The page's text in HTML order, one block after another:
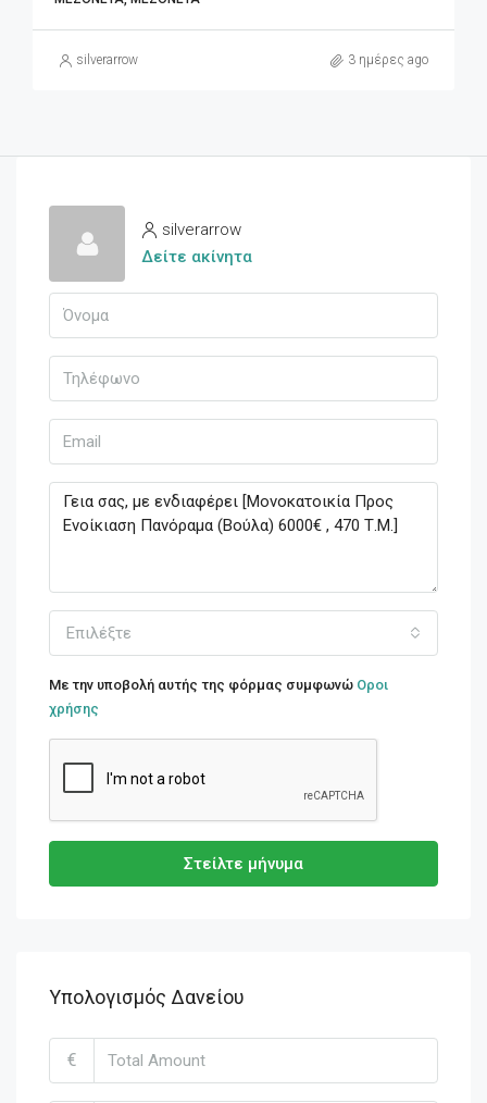
silverarrow 3 ημέρες ago
silverarrow
Δείτε ακίνητα
Επιλέξτε
Με την υποβολή αυτής της φόρμας συμφωνώ Οροι
χρήσης
Στείλτε μήνυμα
Υπολογισμός Δανείου
€